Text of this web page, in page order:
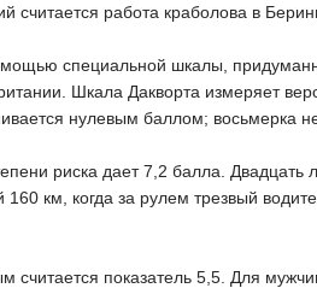
считается работа краболова в
специальной шкалы,
Шкала Дакворта измеряет
нулевым баллом; восьмерка
риска дает 7,2 балла.
км, когда за рулем трезвый
считается показатель 5,5. Для